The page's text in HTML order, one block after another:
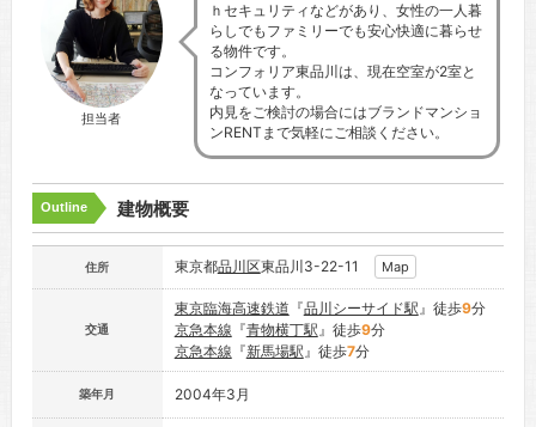
担当者
ｈセキュリティなどがあり、女性の一人暮
らしでもファミリーでも安心快適に暮らせ
る物件です。
コンフォリア東品川は、現在空室が2室と
なっています。
内見をご検討の場合にはブランドマンショ
ンRENTまで気軽にご相談ください。
Outline 建物概要
住所 東京都品川区東品川3-22-11 Map
交通
東京臨海高速鉄道 『品川シーサイド駅』徒歩9分
京急本線 『青物横丁駅』徒歩9分
京急本線 『新馬場駅』徒歩7分
築年月 2004年3月